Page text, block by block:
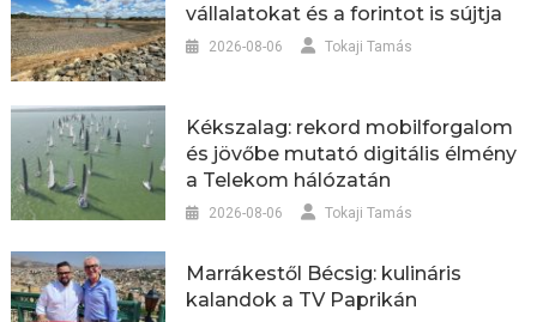
vállalatokat és a forintot is sújtja
2026-08-06 Tokaji Tamás
Kékszalag: rekord mobilforgalom
és jövőbe mutató digitális élmény
a Telekom hálózatán
2026-08-06 Tokaji Tamás
Marrákestől Bécsig: kulináris
kalandok a TV Paprikán